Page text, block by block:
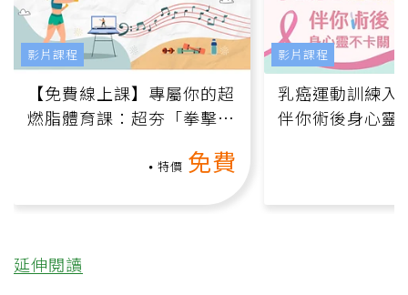
【免費線上課】專屬你的超
燃脂體育課：超夯「拳擊有
特價 免費
影片課程
乳癌運動訓練入
伴你術後身心靈
影片課程
延伸閱讀